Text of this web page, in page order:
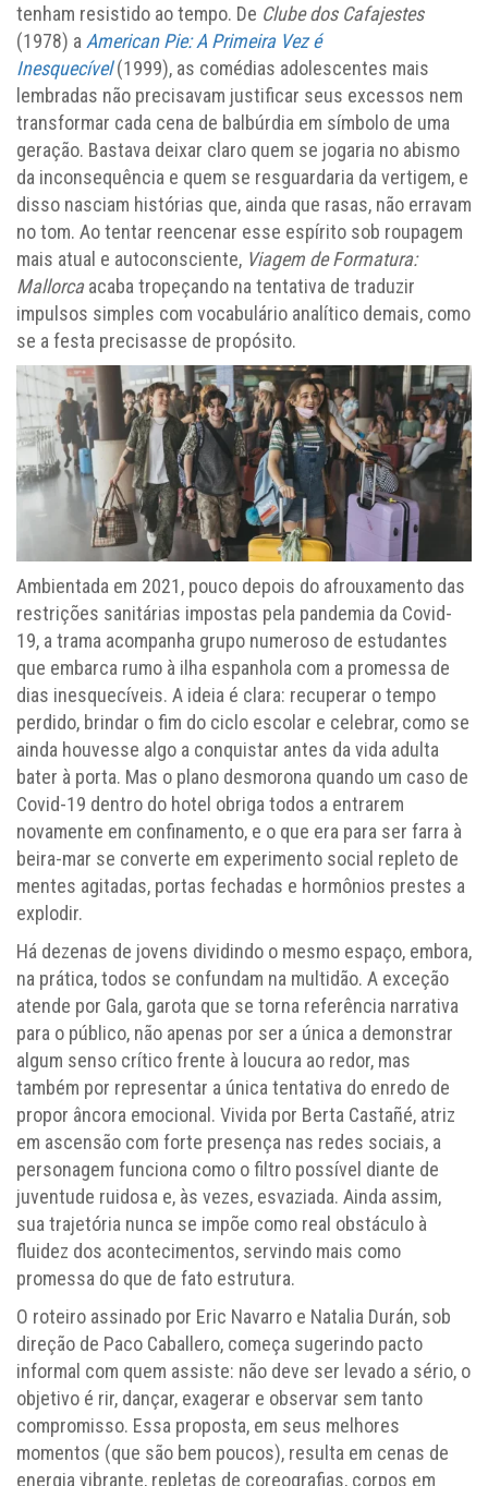
tenham resistido ao tempo. De Clube dos Cafajestes
(1978) a American Pie: A Primeira Vez é
Inesquecível(1999), as comédias adolescentes mais
lembradas não precisavam justificar seus excessos nem
transformar cada cena de balbúrdia em símbolo de uma
geração. Bastava deixar claro quem se jogaria no abismo
da inconsequência e quem se resguardaria da vertigem, e
disso nasciam histórias que, ainda que rasas, não erravam
no tom. Ao tentar reencenar esse espírito sob roupagem
mais atual e autoconsciente, Viagem de Formatura:
Mallorcaacaba tropeçando na tentativa de traduzir
impulsos simples com vocabulário analítico demais, como
se a festa precisasse de propósito.
Ambientada em 2021, pouco depois do afrouxamento das
restrições sanitárias impostas pela pandemia da Covid-
19, a trama acompanha grupo numeroso de estudantes
que embarca rumo à ilha espanhola com a promessa de
dias inesquecíveis. A ideia é clara: recuperar o tempo
perdido, brindar o fim do ciclo escolar e celebrar, como se
ainda houvesse algo a conquistar antes da vida adulta
bater à porta. Mas o plano desmorona quando um caso de
Covid-19 dentro do hotel obriga todos a entrarem
novamente em confinamento, e o que era para ser farra à
beira-mar se converte em experimento social repleto de
mentes agitadas, portas fechadas e hormônios prestes a
explodir.
Há dezenas de jovens dividindo o mesmo espaço, embora,
na prática, todos se confundam na multidão. A exceção
atende por Gala, garota que se torna referência narrativa
para o público, não apenas por ser a única a demonstrar
algum senso crítico frente à loucura ao redor, mas
também por representar a única tentativa do enredo de
propor âncora emocional. Vivida por Berta Castañé, atriz
em ascensão com forte presença nas redes sociais, a
personagem funciona como o filtro possível diante de
juventude ruidosa e, às vezes, esvaziada. Ainda assim,
sua trajetória nunca se impõe como real obstáculo à
fluidez dos acontecimentos, servindo mais como
promessa do que de fato estrutura.
O roteiro assinado por Eric Navarro e Natalia Durán, sob
direção de Paco Caballero, começa sugerindo pacto
informal com quem assiste: não deve ser levado a sério, o
objetivo é rir, dançar, exagerar e observar sem tanto
compromisso. Essa proposta, em seus melhores
momentos (que são bem poucos), resulta em cenas de
energia vibrante, repletas de coreografias, corpos em